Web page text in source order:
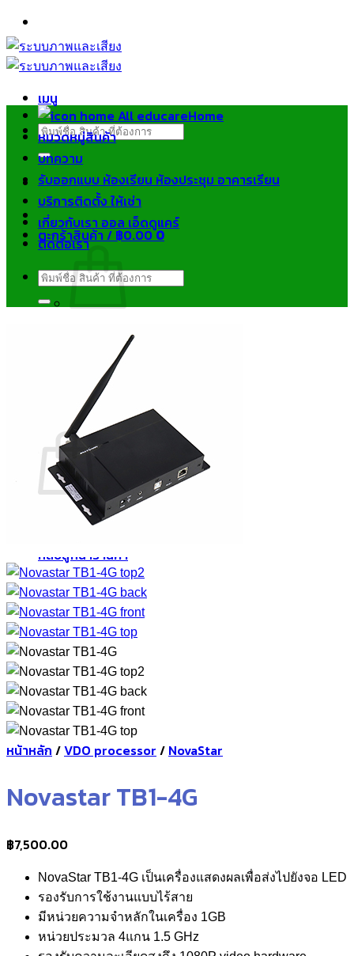
ข้าม
ไป
ยัง
เมนู
ค้นหา:
ตะกร้าสินค้า /฿0.000
ไม่มีสินค้าในตะกร้า
กลับสู่หน้าร้านค้า
ตะกร้าสินค้า
ไม่มีสินค้าในตะกร้า
กลับสู่หน้าร้านค้า
Home
หมวดหมู่สินค้า
บทความ
รับออกแบบ ห้องเรียน ห้องประชุม อาคารเรียน
บริการติดตั้ง ให้เช่า
เกี่ยวกับเรา ออล เอ็ดดูแคร์
ติดต่อเรา
ค้นหา:
หน้าหลัก /VDO processor / NovaStar
Novastar TB1-4G
฿7,500.00
NovaStar TB1-4G เป็นเครื่องแสดงผลเพื่อส่งไปยังจอ LED
รองรับการใช้งานแบบไร้สาย
มีหน่วยความจำหลักในเครื่อง 1GB
หน่วยประมวล 4แกน 1.5 GHz